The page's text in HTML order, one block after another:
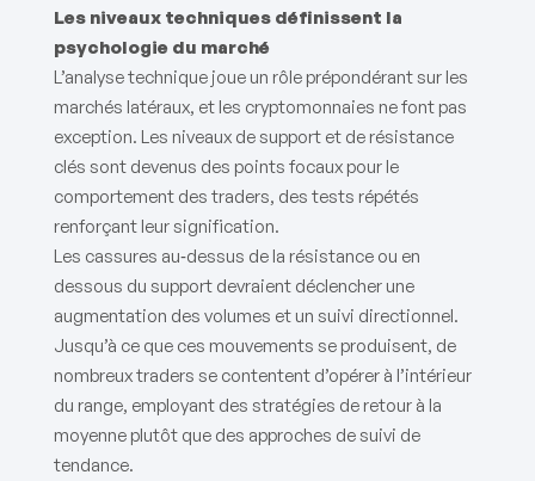
Les niveaux techniques définissent la
psychologie du marché
L’analyse technique joue un rôle prépondérant sur les
marchés latéraux, et les cryptomonnaies ne font pas
exception. Les niveaux de support et de résistance
clés sont devenus des points focaux pour le
comportement des traders, des tests répétés
renforçant leur signification.
Les cassures au‑dessus de la résistance ou en
dessous du support devraient déclencher une
augmentation des volumes et un suivi directionnel.
Jusqu’à ce que ces mouvements se produisent, de
nombreux traders se contentent d’opérer à l’intérieur
du range, employant des stratégies de retour à la
moyenne plutôt que des approches de suivi de
tendance.